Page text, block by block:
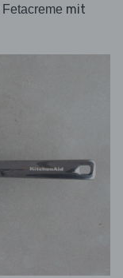
Fetacreme mit